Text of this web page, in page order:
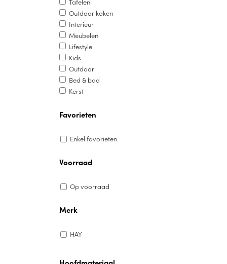
Outdoor koken
Interieur
Meubelen
Lifestyle
Kids
Outdoor
Bed & bad
Kerst
Favorieten
Enkel favorieten
Voorraad
Op voorraad
Merk
HAY